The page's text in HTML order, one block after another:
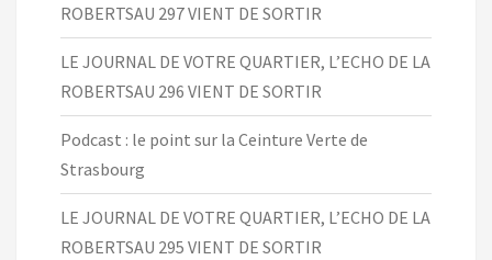
ROBERTSAU 297 VIENT DE SORTIR
LE JOURNAL DE VOTRE QUARTIER, L’ECHO DE LA
ROBERTSAU 296 VIENT DE SORTIR
Podcast : le point sur la Ceinture Verte de
Strasbourg
LE JOURNAL DE VOTRE QUARTIER, L’ECHO DE LA
ROBERTSAU 295 VIENT DE SORTIR